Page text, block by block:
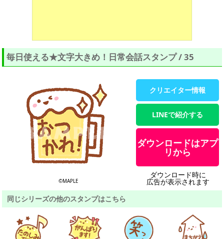
毎日使える★文字大きめ！日常会話スタンプ / 35
©MAPLE
クリエイター情報
LINEで紹介する
ダウンロードはアプ
リから
ダウンロード時に
広告が表示されます
同じシリーズの他のスタンプはこちら